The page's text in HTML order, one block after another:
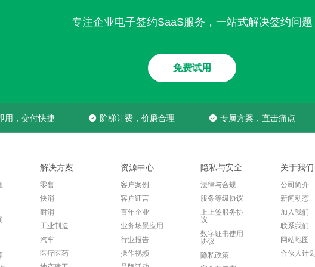
专注企业电子签约SaaS服务，一站式解决签约问题
免费试用
用，交付快捷 阶梯计费，价廉合理 专属方案，直击痛点
解决方案
零售
快消
耐消
工业制造
汽车
医疗医药
资源中心
客户案例
客户证言
百年企业
业务场景应用
行业报告
操作视频
隐私与安全
法律与合规
服务等级协议
上上签服务协
议
数字证书使用
协议
隐私政策
关于我们
公司简介
新闻动态
加入我们
联系我们
网站地图
合伙人计划